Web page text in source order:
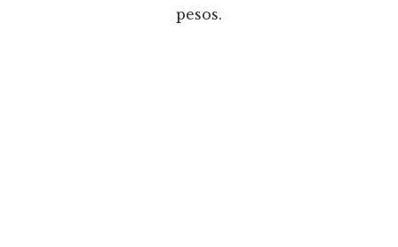
pesos.